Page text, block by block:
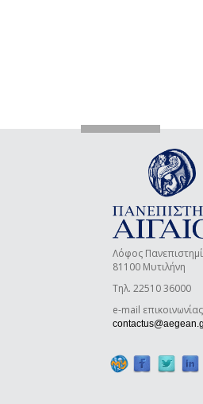
Λόφος
81100 Μυτιλήνη
Τηλ. 22510 36000
e-mail